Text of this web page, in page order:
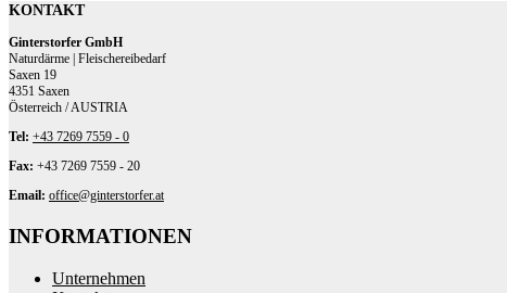
KONTAKT
Ginterstorfer GmbH
Naturdärme | Fleischereibedarf
Saxen 19
4351 Saxen
Österreich / AUSTRIA
Tel: +43 7269 7559 - 0
Fax: +43 7269 7559 - 20
Email: office@ginterstorfer.at
INFORMATIONEN
Unternehmen